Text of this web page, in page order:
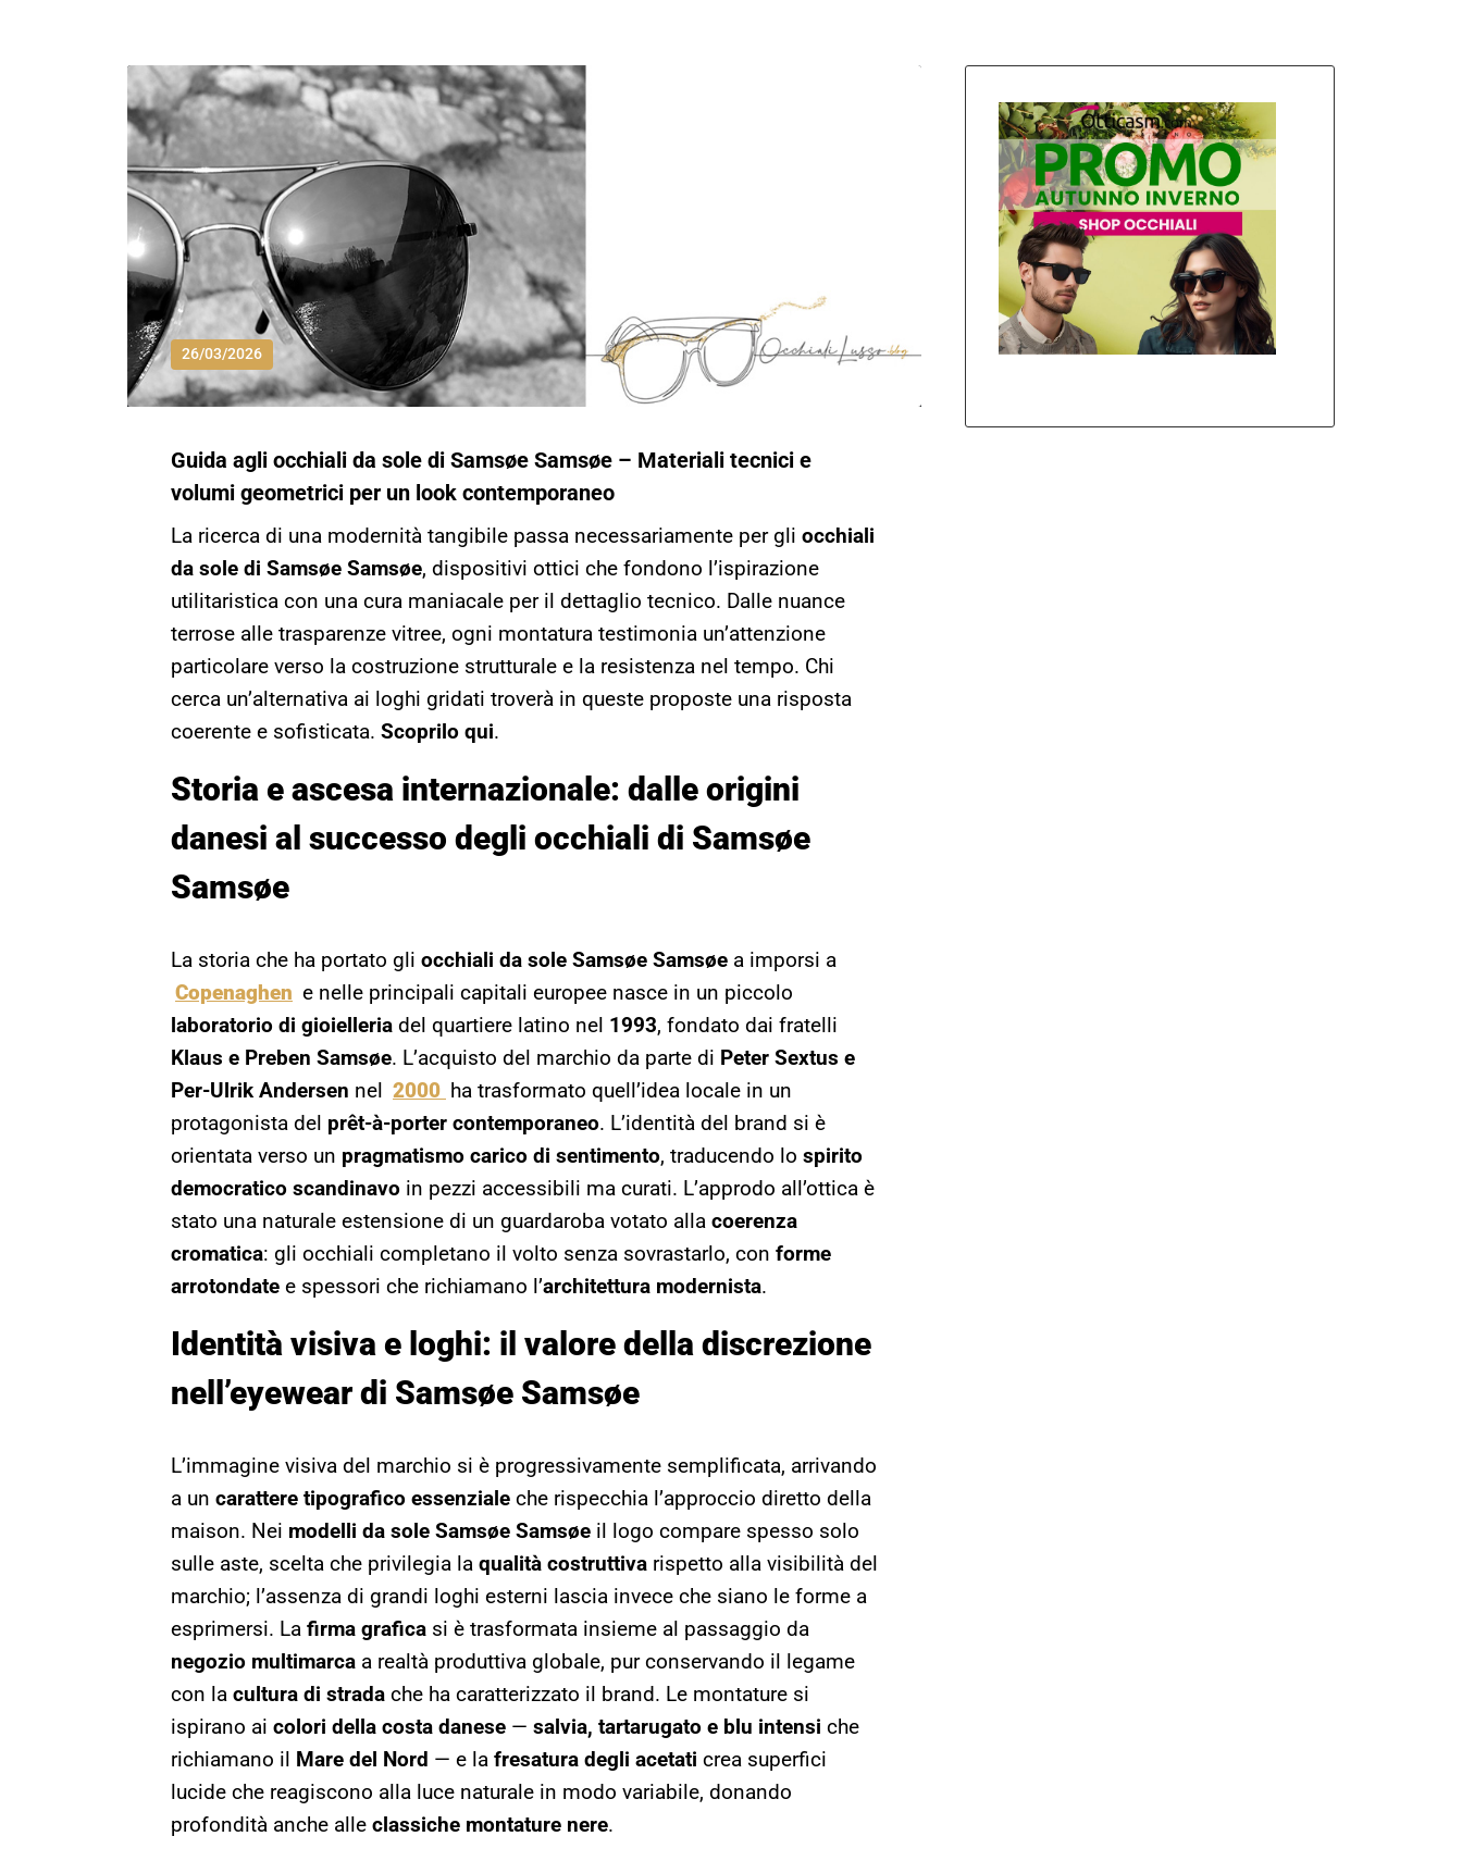
26/03/2026
Guida agli occhiali da sole di Samsøe Samsøe – Materiali tecnici e
volumi geometrici per un look contemporaneo
La ricerca di una modernità tangibile passa necessariamente per gli occhiali
da sole di Samsøe Samsøe, dispositivi ottici che fondono l’ispirazione
utilitaristica con una cura maniacale per il dettaglio tecnico. Dalle nuance
terrose alle trasparenze vitree, ogni montatura testimonia un’attenzione
particolare verso la costruzione strutturale e la resistenza nel tempo. Chi
cerca un’alternativa ai loghi gridati troverà in queste proposte una risposta
coerente e sofisticata. Scoprilo qui.
Storia e ascesa internazionale: dalle origini
danesi al successo degli occhiali di Samsøe
Samsøe
La storia che ha portato gli occhiali da sole Samsøe Samsøe a imporsi a
Copenaghen e nelle principali capitali europee nasce in un piccolo
laboratorio di gioielleria del quartiere latino nel 1993, fondato dai fratelli
Klaus e Preben Samsøe. L’acquisto del marchio da parte di Peter Sextus e
Per-Ulrik Andersen nel 2000 ha trasformato quell’idea locale in un
protagonista del prêt-à-porter contemporaneo. L’identità del brand si è
orientata verso un pragmatismo carico di sentimento, traducendo lo spirito
democratico scandinavo in pezzi accessibili ma curati. L’approdo all’ottica è
stato una naturale estensione di un guardaroba votato alla coerenza
cromatica: gli occhiali completano il volto senza sovrastarlo, con forme
arrotondate e spessori che richiamano l’architettura modernista.
Identità visiva e loghi: il valore della discrezione
nell’eyewear di Samsøe Samsøe
L’immagine visiva del marchio si è progressivamente semplificata, arrivando
a un carattere tipografico essenziale che rispecchia l’approccio diretto della
maison. Nei modelli da sole Samsøe Samsøe il logo compare spesso solo
sulle aste, scelta che privilegia la qualità costruttiva rispetto alla visibilità del
marchio; l’assenza di grandi loghi esterni lascia invece che siano le forme a
esprimersi. La firma grafica si è trasformata insieme al passaggio da
negozio multimarca a realtà produttiva globale, pur conservando il legame
con la cultura di strada che ha caratterizzato il brand. Le montature si
ispirano ai colori della costa danese — salvia, tartarugato e blu intensi che
richiamano il Mare del Nord — e la fresatura degli acetati crea superfici
lucide che reagiscono alla luce naturale in modo variabile, donando
profondità anche alle classiche montature nere.